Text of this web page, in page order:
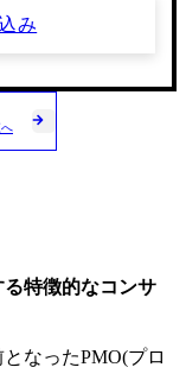
み
へ
特徴的なコンサ
なったPMO(プロ